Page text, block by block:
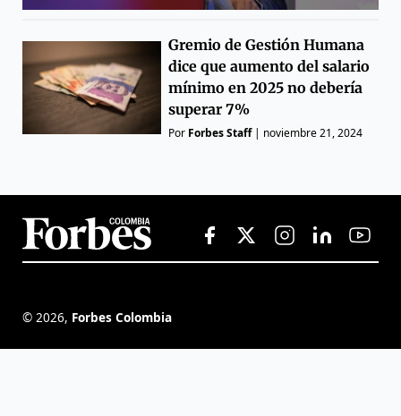
Gremio de Gestión Humana
dice que aumento del salario
mínimo en 2025 no debería
superar 7%
Por Forbes Staff| noviembre 21, 2024
© 2026, Forbes Colombia